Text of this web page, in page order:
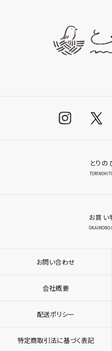
とりの
お買い
OKAIMONO
お問い合わせ
会社概要
配送ポリシー
特定商取引法に基づく表記